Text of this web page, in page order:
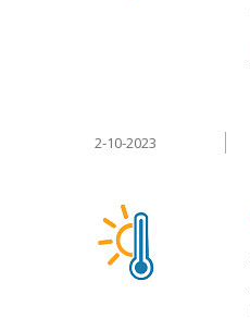
2-10-2023